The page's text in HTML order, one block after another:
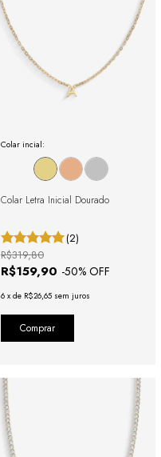
Colar incial:
Colar Letra Inicial Dourado
(2)
R$159,90 -50% OFF
R$319,80
6 x de R$26,65 sem juros
Comprar